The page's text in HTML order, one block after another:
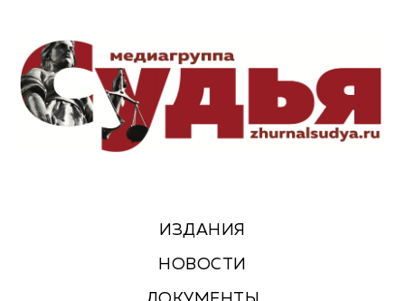
ИЗДАНИЯ
НОВОСТИ